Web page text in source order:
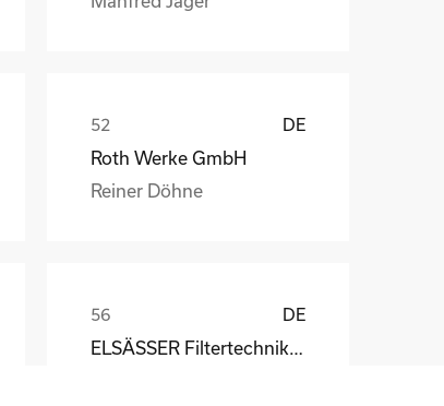
DE
Roth Werke GmbH
Reiner Döhne
DE